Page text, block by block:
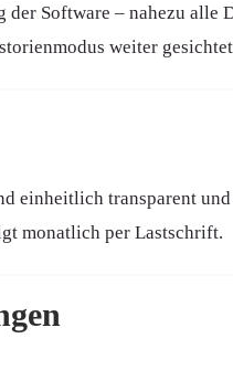
der Software – nahezu alle
weiter
einheitlich transparent
monatlich per Lastschrift.